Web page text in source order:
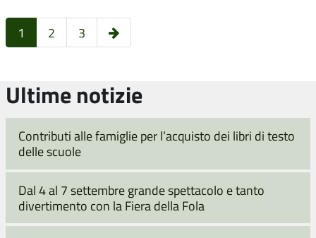
1 2 3
Pagina
successiva
Ultime notizie
Contributi alle famiglie per l’acquisto dei libri di testo
delle scuole
Dal 4 al 7 settembre grande spettacolo e tanto
divertimento con la Fiera della Fola